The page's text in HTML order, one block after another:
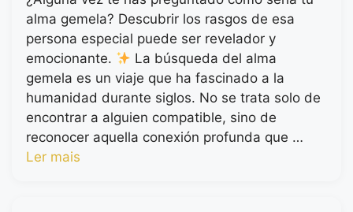
alma gemela? Descubrir los rasgos de esa
persona especial puede ser revelador y
emocionante.
La búsqueda del alma
gemela es un viaje que ha fascinado a la
humanidad durante siglos. No se trata solo de
encontrar a alguien compatible, sino de
reconocer aquella conexión profunda que …
Ler mais